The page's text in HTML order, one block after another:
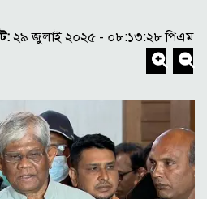
২৯ জুলাই ২০২৫ - ০৮:১৩:২৮ পিএম